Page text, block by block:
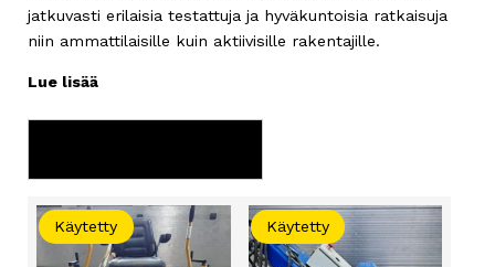
jatkuvasti erilaisia testattuja ja hyväkuntoisia ratkaisuja
niin ammattilaisille kuin aktiivisille rakentajille.
Lue lisää
Käytetty Käytetty